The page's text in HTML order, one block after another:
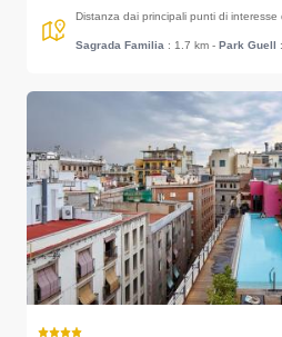
Distanza dai principali punti di interesse
Sagrada Familia : 1.7 km - Park Guell